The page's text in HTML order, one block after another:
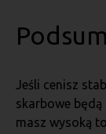
Jeśli cenisz
skarbowe
masz wysoką